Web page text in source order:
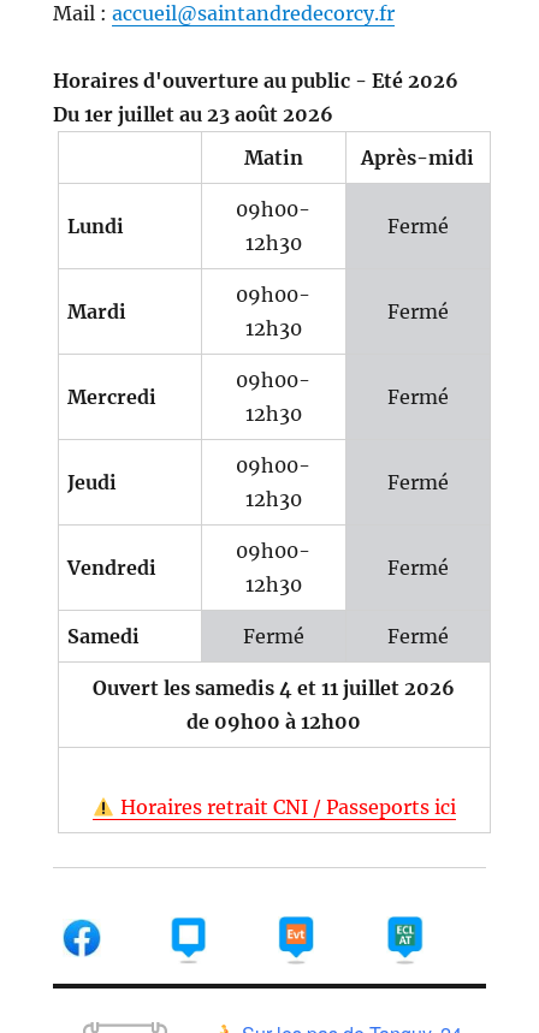
Mail : accueil@saintandredecorcy.fr
Horaires d'ouverture au public - Eté 2026
Du 1er juillet au 23 août 2026
Matin
Après-midi
Lundi
09h00-
12h30
Fermé
Mardi
09h00-
12h30
Fermé
Mercredi
09h00-
12h30
Fermé
Jeudi
09h00-
12h30
Fermé
Vendredi
09h00-
12h30
Fermé
Samedi Fermé Fermé
Ouvert les samedis 4 et 11 juillet 2026
de 09h00 à 12h00
Horaires retrait CNI / Passeports ici